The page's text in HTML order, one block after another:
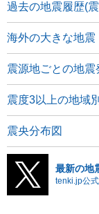
過去の地震履歴(
海外の大きな地震
震源地ごとの地震
震度3以上の地域
震央分布図
最新の地
tenki.jp公